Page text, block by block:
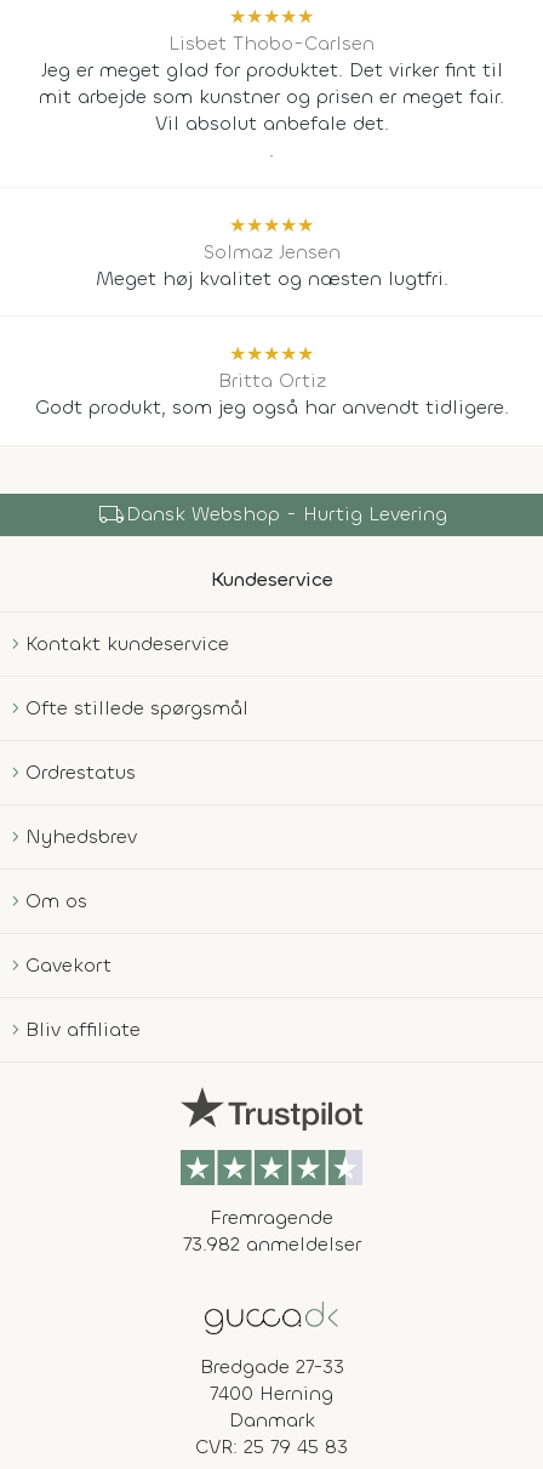
★★★★★
Lisbet Thobo-Carlsen
Jeg er meget glad for produktet. Det virker fint til
mit arbejde som kunstner og prisen er meget fair.
Vil absolut anbefale det.
.
★★★★★
Solmaz Jensen
Meget høj kvalitet og næsten lugtfri.
★★★★★
Britta Ortiz
Godt produkt, som jeg også har anvendt tidligere.
local_shippingDansk Webshop - Hurtig Levering
Kundeservice
Kontakt kundeservice
Ofte stillede spørgsmål
Ordrestatus
Nyhedsbrev
Om os
Gavekort
Bliv affiliate
Fremragende
73.982 anmeldelser
Bredgade 27-33
7400 Herning
Danmark
CVR: 25 79 45 83